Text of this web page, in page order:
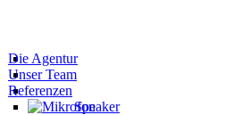
Die Agentur
Unser Team
Referenzen
Speaker